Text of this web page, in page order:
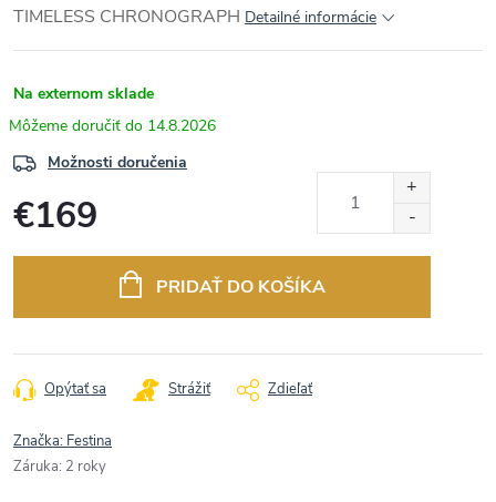
TIMELESS CHRONOGRAPH Detailné informácie
Na externom sklade
14.8.2026
Možnosti doručenia
€169
PRIDAŤ DO KOŠÍKA
Opýtať sa Strážiť Zdieľať
Značka: Festina
Záruka: 2 roky